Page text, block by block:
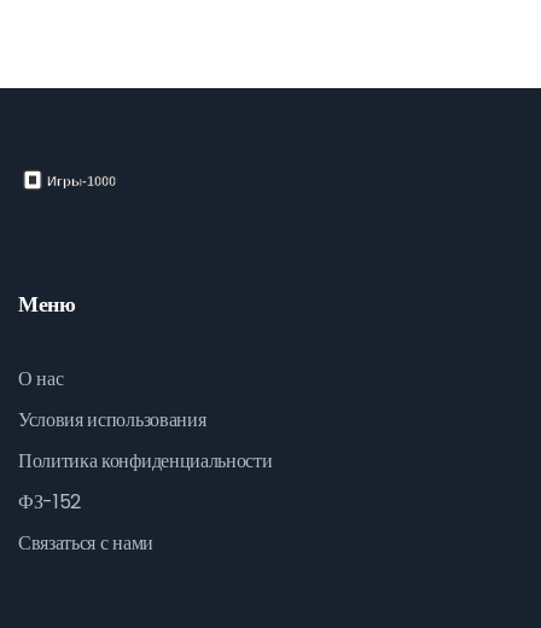
Меню
О нас
Условия использования
Политика конфиденциальности
ФЗ-152
Связаться с нами